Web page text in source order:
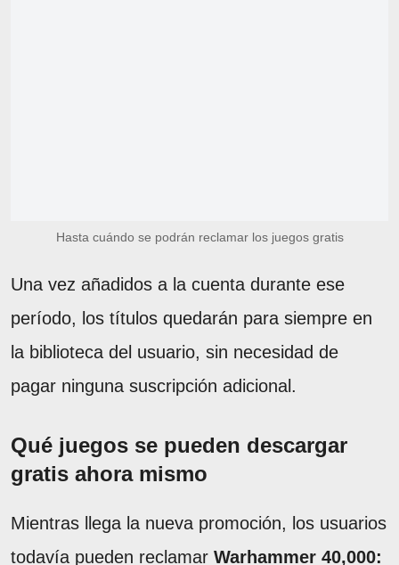
Hasta cuándo se podrán reclamar los juegos gratis
Una vez añadidos a la cuenta durante ese
período, los títulos quedarán para siempre en
la biblioteca del usuario, sin necesidad de
pagar ninguna suscripción adicional.
Qué juegos se pueden descargar
gratis ahora mismo
Mientras llega la nueva promoción, los usuarios
todavía pueden reclamar Warhammer 40,000: